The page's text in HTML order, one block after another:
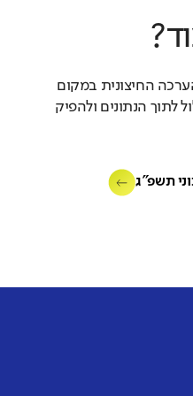
החיצונית במקום
לתוך הנתונים ולהפיק
תשפ"ג